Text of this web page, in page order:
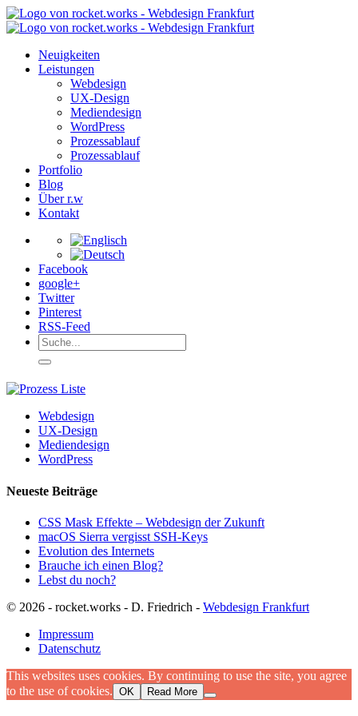
Neuigkeiten
Leistungen
Webdesign
UX-Design
Mediendesign
WordPress
Prozessablauf
Prozessablauf
Portfolio
Blog
Über r.w
Kontakt
Facebook
google+
Twitter
Pinterest
RSS-Feed
Webdesign
UX-Design
Mediendesign
WordPress
Neueste Beiträge
CSS Mask Effekte – Webdesign der Zukunft
macOS Sierra vergisst SSH-Keys
Evolution des Internets
Brauche ich einen Blog?
Lebst du noch?
© 2026 - rocket.works - D. Friedrich - Webdesign Frankfurt
Impressum
Datenschutz
This websites uses cookies. By continuing to use the site, you agree
to the use of cookies. OK Read More